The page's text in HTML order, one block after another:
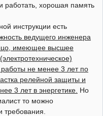
работать, хорошая память
инструкции есть
ведущего инженера
имеющее высшее
не менее 3 лет по
релейной защиты и
3 лет в энергетике. Но
то можно
требования.